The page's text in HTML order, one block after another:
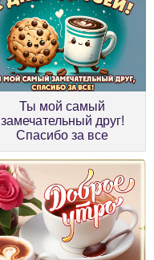
Ты мой самый
замечательный друг!
Спасибо за все